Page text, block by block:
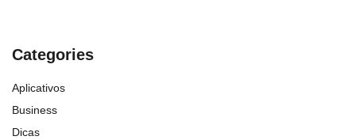
Categories
Aplicativos
Business
Dicas